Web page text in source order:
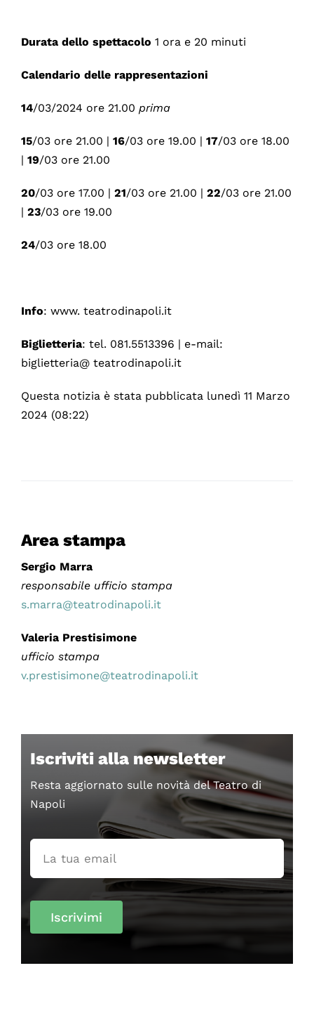
Durata dello spettacolo 1 ora e 20 minuti
Calendario delle rappresentazioni
14/03/2024 ore 21.00 prima
15/03 ore 21.00 | 16/03 ore 19.00 | 17/03 ore 18.00
| 19/03 ore 21.00
20/03 ore 17.00 | 21/03 ore 21.00 | 22/03 ore 21.00
| 23/03 ore 19.00
24/03 ore 18.00
Info: www. teatrodinapoli.it
Biglietteria: tel. 081.5513396 | e-mail:
biglietteria@ teatrodinapoli.it
Questa notizia è stata pubblicata lunedì 11 Marzo
2024 (08:22)
Area stampa
Sergio Marra
responsabile ufficio stampa
s.marra@teatrodinapoli.it
Valeria Prestisimone
ufficio stampa
v.prestisimone@teatrodinapoli.it
Iscriviti alla newsletter
Resta aggiornato sulle novità del Teatro di
Napoli
Iscrivimi